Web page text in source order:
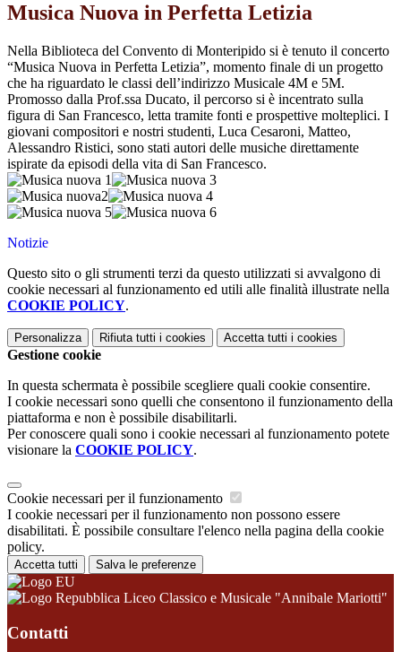
Musica Nuova in Perfetta Letizia
Nella Biblioteca del Convento di Monteripido si è tenuto il concerto
“Musica Nuova in Perfetta Letizia”, momento finale di un progetto
che ha riguardato le classi dell’indirizzo Musicale 4M e 5M.
Promosso dalla Prof.ssa Ducato, il percorso si è incentrato sulla
figura di San Francesco, letta tramite fonti e prospettive molteplici. I
giovani compositori e nostri studenti, Luca Cesaroni, Matteo,
Alessandro Ristici, sono stati autori delle musiche direttamente
ispirate da episodi della vita di San Francesco.
Notizie
Questo sito o gli strumenti terzi da questo utilizzati si avvalgono di
cookie necessari al funzionamento ed utili alle finalità illustrate nella
COOKIE POLICY.
Personalizza Rifiuta tutti i cookies Accetta tutti i cookies
Gestione cookie
In questa schermata è possibile scegliere quali cookie consentire.
I cookie necessari sono quelli che consentono il funzionamento della
piattaforma e non è possibile disabilitarli.
Per conoscere quali sono i cookie necessari al funzionamento potete
visionare la COOKIE POLICY.
Cookie necessari per il funzionamento
I cookie necessari per il funzionamento non possono essere
disabilitati. È possibile consultare l'elenco nella pagina della cookie
policy.
Accetta tutti Salva le preferenze
Liceo Classico e Musicale "Annibale Mariotti"
Contatti